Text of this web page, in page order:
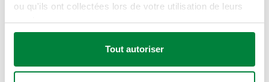
ou qu'ils ont collectées lors de votre utilisation de leurs
services.
Tout autoriser
G 1/2" A (ISO 228-1) M
axial